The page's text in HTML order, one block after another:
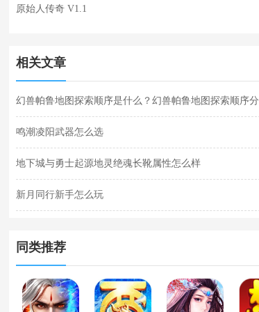
原始人传奇 V1.1
相关文章
幻兽帕鲁地图探索顺序是什么？幻兽帕鲁地图探索顺序分
享
鸣潮凌阳武器怎么选
地下城与勇士起源地灵绝魂长靴属性怎么样
新月同行新手怎么玩
同类推荐